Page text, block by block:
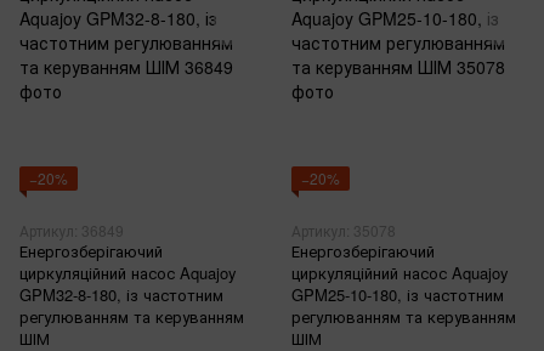
−20%
Артикул: 36849
Енергозберігаючий
циркуляційний насос Aquajoy
GPM32-8-180, із частотним
регулюванням та керуванням
ШІМ
−20%
Артикул: 35078
Енергозберігаючий
циркуляційний насос Aquajoy
GPM25-10-180, із частотним
регулюванням та керуванням
ШІМ